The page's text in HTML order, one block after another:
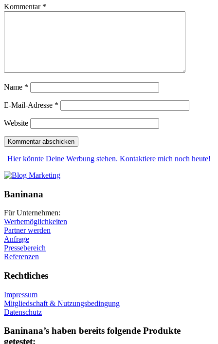
Kommentar *
Name *
E-Mail-Adresse *
Website
Hier könnte Deine Werbung stehen. Kontaktiere mich noch heute!
Baninana
Für Unternehmen:
Werbemöglichkeiten
Partner werden
Anfrage
Pressebereich
Referenzen
Rechtliches
Impressum
Mitgliedschaft & Nutzungsbedingung
Datenschutz
Baninana’s haben bereits folgende Produkte
getestet: